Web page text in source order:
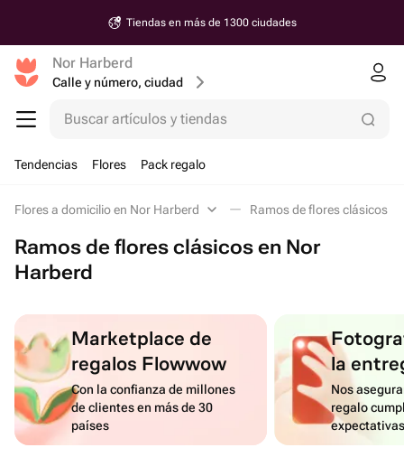
Tiendas en más de 1300 ciudades
Nor Harberd
Calle y número, ciudad
Buscar artículos y tiendas
Tendencias Flores Pack regalo
Flores a domicilio en Nor Harberd Ramos de flores clásicos
Ramos de flores clásicos en Nor
Harberd
Marketplace de
regalos Flowwow
Con la confianza de millones
de clientes en más de 30
países
la
Nos
regalo